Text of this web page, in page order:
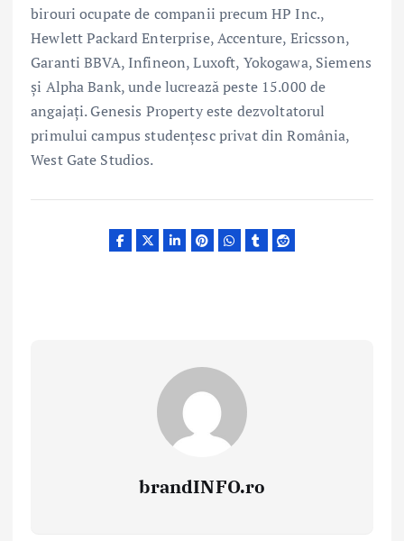
birouri ocupate de companii precum HP Inc.,
Hewlett Packard Enterprise, Accenture, Ericsson,
Garanti BBVA, Infineon, Luxoft, Yokogawa, Siemens
și Alpha Bank, unde lucrează peste 15.000 de
angajați. Genesis Property este dezvoltatorul
primului campus studențesc privat din România,
West Gate Studios.
brandINFO.ro